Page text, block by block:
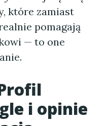
które zamiast
pomagają
— to one
i opinie